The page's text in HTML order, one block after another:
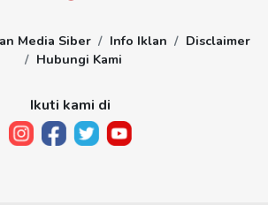
Media Siber Info Iklan
Disclaimer
Hubungi Kami
Ikuti kami di